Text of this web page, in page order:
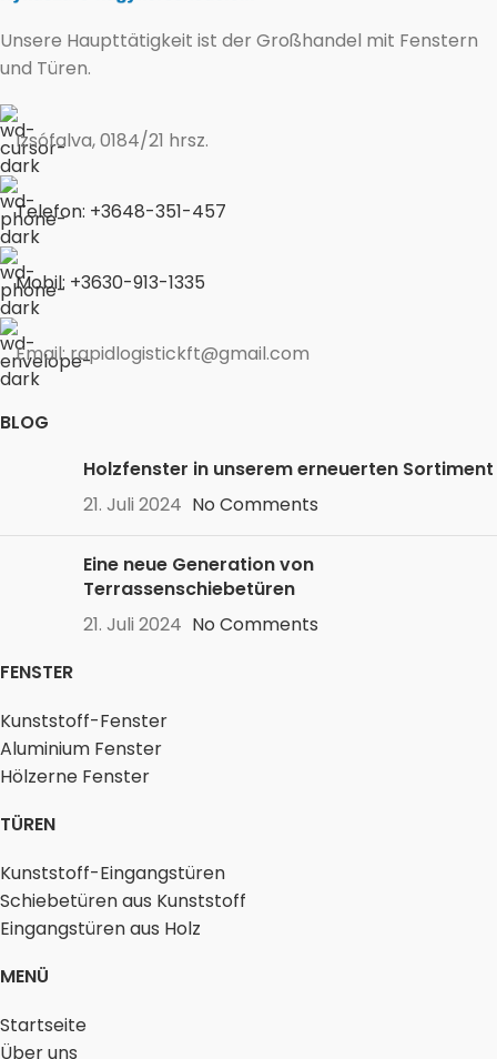
Unsere Haupttätigkeit ist der Großhandel mit Fenstern
und Türen.
Izsófalva, 0184/21 hrsz.
Telefon: +3648-351-457
Mobil: +3630-913-1335
Email: rapidlogistickft@gmail.com
BLOG
Holzfenster in unserem erneuerten Sortiment
21. Juli 2024 No Comments
Eine neue Generation von
Terrassenschiebetüren
21. Juli 2024 No Comments
FENSTER
Kunststoff-Fenster
Aluminium Fenster
Hölzerne Fenster
TÜREN
Kunststoff-Eingangstüren
Schiebetüren aus Kunststoff
Eingangstüren aus Holz
MENÜ
Startseite
Über uns